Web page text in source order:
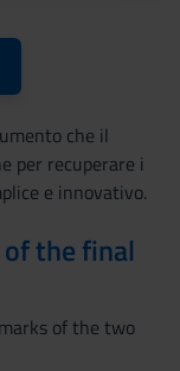
che il
per recuperare i
e innovativo.
the final
of the two